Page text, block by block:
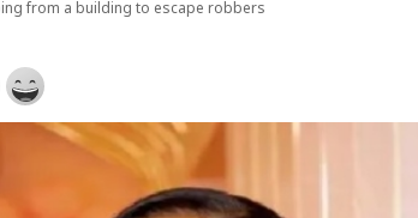
from a building to escape robbers